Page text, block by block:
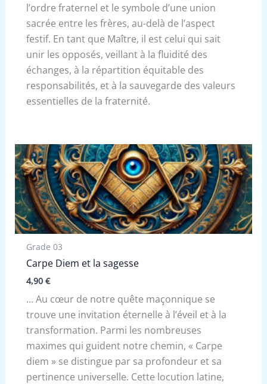
l’ordre fraternel et le symbole d’une union
sacrée entre les frères, au-delà de l’aspect
festif. En tant que Maître, il est celui qui sait
unir les opposés, veillant à la fluidité des
échanges, à la répartition équitable des
responsabilités, et à la sauvegarde des valeurs
essentielles de la fraternité.
Grade 03
Carpe Diem et la sagesse
4,90 €
… Au cœur de notre quête maçonnique se
trouve une invitation éternelle à l’éveil et à la
transformation. Parmi les nombreuses
maximes qui guident notre chemin, « Carpe
diem » se distingue par sa profondeur et sa
pertinence universelle. Cette locution latine,